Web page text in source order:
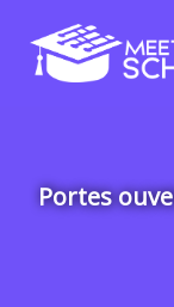
Portes